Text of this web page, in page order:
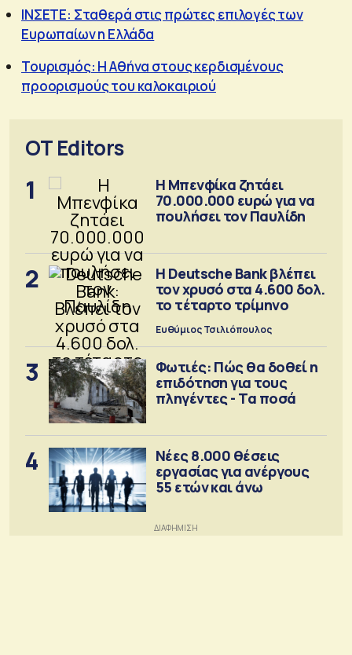
ΙΝΣΕΤΕ: Σταθερά στις πρώτες επιλογές των
Ευρωπαίων η Ελλάδα
Τουρισμός: Η Αθήνα στους κερδισμένους
προορισμούς του καλοκαιριού
OT Editors
1
Η Μπενφίκα ζητάει
70.000.000 ευρώ για να
πουλήσει τον Παυλίδη
2
Η Deutsche Bank βλέπει
τον χρυσό στα 4.600 δολ.
το τέταρτο τρίμηνο
Ευθύμιος Τσιλιόπουλος
3
Φωτιές: Πώς θα δοθεί η
επιδότηση για τους
πληγέντες - Τα ποσά
4
Νέες 8.000 θέσεις
εργασίας για ανέργους
55 ετών και άνω